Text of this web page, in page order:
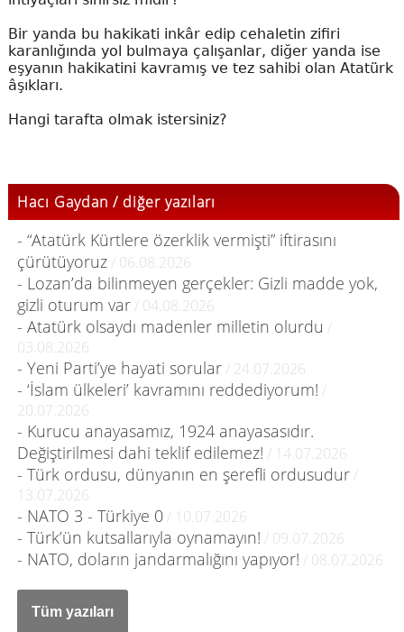
Bir yanda bu hakikati inkâr edip cehaletin zifiri
karanlığında yol bulmaya çalışanlar, diğer yanda ise
eşyanın hakikatini kavramış ve tez sahibi olan Atatürk
âşıkları.
Hangi tarafta olmak istersiniz?
Hacı Gaydan / diğer yazıları
- “Atatürk Kürtlere özerklik vermişti” iftirasını
çürütüyoruz/ 06.08.2026
- Lozan’da bilinmeyen gerçekler: Gizli madde yok,
gizli oturum var/ 04.08.2026
- Atatürk olsaydı madenler milletin olurdu /
03.08.2026
- Yeni Parti’ye hayati sorular/ 24.07.2026
- ‘İslam ülkeleri’ kavramını reddediyorum! /
20.07.2026
- Kurucu anayasamız, 1924 anayasasıdır.
Değiştirilmesi dahi teklif edilemez! / 14.07.2026
- Türk ordusu, dünyanın en şerefli ordusudur/
13.07.2026
- NATO 3 - Türkiye 0/ 10.07.2026
- Türk’ün kutsallarıyla oynamayın! / 09.07.2026
- NATO, doların jandarmalığını yapıyor! / 08.07.2026